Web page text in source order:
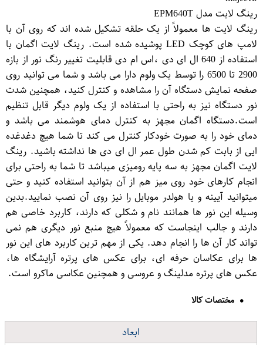
رینگ لایت مدل EPM640T
رینگ لایت ها معمولاً از یک حلقه تشکیل شده اند که روی آن با
لامپ های کوچک LED پوشیده شده است. رینگ لایت اگمان با
استفاده از 640 ال ای دی ،اس ام دی قابلیت تغییر رنگ نور از بازه
2900 تا 6500 را توسط یک ولوم دارا می باشد و شما می توانید روی
صفحه نمایش دستگاه آن را مشاهده و کنترل کنید، همچنین شدت
نور دستگاه نیز به راحتی با استفاده از یک ولوم دیگر قابل تنظیم
است.دستگاه اگمان مجهز به کنترل دمای هوشمند می باشد و
دمای خود را به صورت خودکار کنترل می کند تا شما هیچ دغدغده
ایی از بابت کم شدن طول عمر ال ای دی ها نداشته باشید. رینگ
لایت اگمان مجهز به سه پایه رومیزی میباشد تا شما به راحتی برای
انجام کارهای خود روی میز هم از آن بتوانید استفاده کنید و حتی
میتوانید آیینه و یا هولدر موبایل را نیز روی آن نصب نمایید.بدین
وسیله این نور ها همانند نام و شکلی که دارند، کاربرد خاصی هم
دارند و جالب اینجاست که معمولاً هیچ منبع نور دیگری هم نمی
تواند کار آن ها را انجام دهد. یکی از مهم ترین کاربرد های این نور
ها برای عکاسان حرفه ای، برای عکس های پرتره آرایشگاه ها،
عکس های پرتره مدلینگ و عروسی و همچنین عکاسی ماکرو است.
مختصات کالا
ابعاد